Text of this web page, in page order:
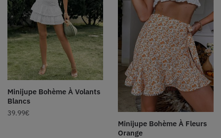
Minijupe Bohème À Volants
Blancs
39.99€
Minijupe Bohème À Fleurs
Orange